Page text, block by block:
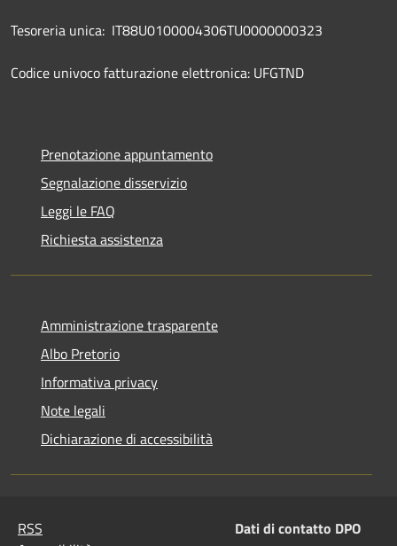
Tesoreria unica: IT88U0100004306TU0000000323
Codice univoco fatturazione elettronica: UFGTND
Prenotazione appuntamento
Segnalazione disservizio
Leggi le FAQ
Richiesta assistenza
Amministrazione trasparente
Albo Pretorio
Informativa privacy
Note legali
Dichiarazione di accessibilità
RSS
Dati di contatto DPO